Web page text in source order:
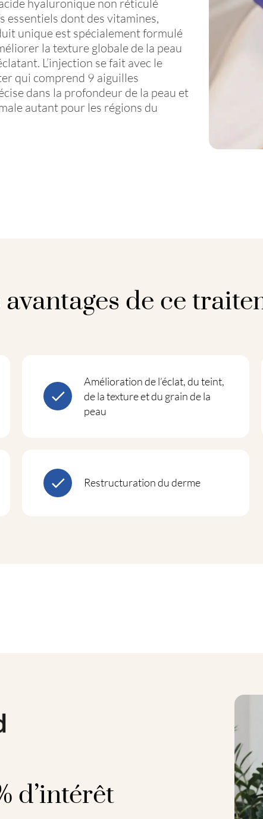
dont des vitamines,
unique est spécialement formulé
la texture globale de la peau
L’injection se fait avec le
qui comprend 9 aiguilles
dans la profondeur de la peau et
autant pour les régions du
avantages de ce
Amélioration de l’éclat, du teint,
de la texture et du grain de la
peau
Restructuration du derme
d’intérêt